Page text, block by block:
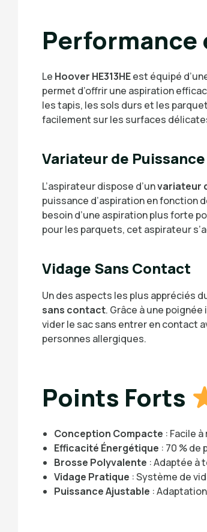
Le Hoover HE313HEest équipé
permet d’offrir une aspiration
les tapis, les sols durs et les
facilement sur les surfaces
Variateur de Puissance
L’aspirateur dispose d’unvariateur
puissance d’aspiration en fonction
besoin d’une aspiration plus forte
pour les parquets, cet aspirateur
Vidage Sans Contact
Un des aspects les plus appréciés
sans contact. Grâce à une
vider le sac sans entrer en contact
personnes allergiques.
Points Forts
Conception Compacte : Facile
Efficacité Énergétique : 70 %
Brosse Polyvalente : Adaptée à
Vidage Pratique : Système de
Puissance Ajustable :